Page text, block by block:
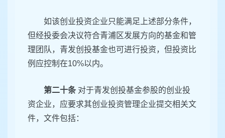
如该创业投资企业只能满足上述部分条件，
但经投委会决议符合青浦区发展方向的基金和管
理团队，青发创投基金也可进行投资，但投资比
例应控制在10%以内。
第二十条 对于青发创投基金参股的创业投
资企业，应要求其创业投资管理企业提交相关文
件，文件包括：